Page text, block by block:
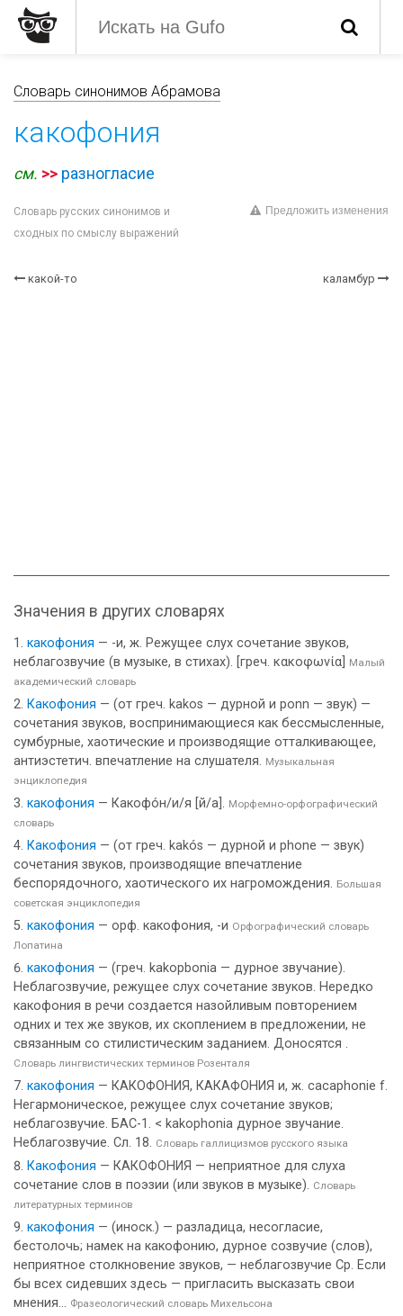
Словарь синонимов Абрамова
какофония
см. >> разногласие
Словарь русских синонимов и
сходных по смыслу выражений
Предложить изменения
какой-то каламбур
Значения в других словарях
какофония — -и, ж. Режущее слух сочетание звуков,
неблагозвучие (в музыке, в стихах). [греч. κακοφωνία]
Малый
академический словарь
Какофония — (от греч. kakos — дурной и ponn — звук) —
сочетания звуков, воспринимающиеся как бессмысленные,
сумбурные, хаотические и производящие отталкивающее,
антиэстетич. впечатление на слушателя. Музыкальная
энциклопедия
какофония — Какофо́н/и/я [й/а]. Морфемно-орфографический
словарь
Какофония — (от греч. kakós — дурной и phone — звук)
сочетания звуков, производящие впечатление
беспорядочного, хаотического их нагромождения. Большая
советская энциклопедия
какофония — орф. какофония, -и Орфографический словарь
Лопатина
какофония — (греч. kakopbonia — дурное звучание).
Неблагозвучие, режущее слух сочетание звуков. Нередко
какофония в речи создается назойливым повторением
одних и тех же звуков, их скоплением в предложении, не
связанным со стилистическим заданием. Доносятся .
Словарь лингвистических терминов Розенталя
какофония — КАКОФОНИЯ, КАКАФОНИЯ и, ж. cacaphonie f.
Негармоническое, режущее слух сочетание звуков;
неблагозвучие. БАС-1. < kakophonia дурное звучание.
Неблагозвучие. Сл. 18. Словарь галлицизмов русского языка
Какофония — КАКОФОНИЯ — неприятное для слуха
сочетание слов в поэзии (или звуков в музыке). Словарь
литературных терминов
какофония — (иноск.) — разладица, несогласие,
бестолочь; намек на какофонию, дурное созвучие (слов),
неприятное столкновение звуков, — неблагозвучие Ср. Если
бы всех сидевших здесь — пригласить высказать свои
мнения... Фразеологический словарь Михельсона